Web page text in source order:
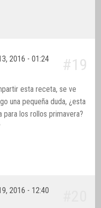
2016 - 01:24 #19
esta receta, se ve
una pequeña duda, ¿esta
para los rollos primavera?
2016 - 12:40